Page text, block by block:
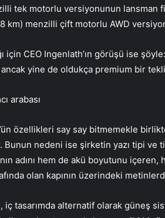
tek motorlu versiyonunun lansman
km) menzilli çift motorlu AWD
için CEO Ingenlath’ın görüşü ise
ancak yine de oldukça premium bir
arabası
özellikleri say say bitmemekle
Bunun nedeni ise şirketin yazı tipi ve
adını hem de akü boyutunu
olan kapının üzerindeki
iç tasarımda alternatif olarak güneş